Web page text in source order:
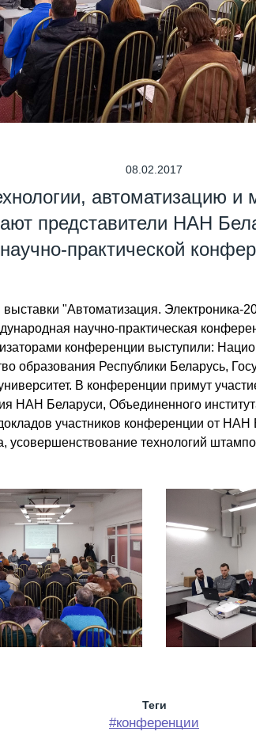
08.02.2017
автоматизацию и
представители НАН
научно-практической
"Автоматизация.
научно-практическая
конференции выступили:
образования Республики Беларусь,
В конференции примут
НАН Беларуси, Объединенного
участников конференции от
усовершенствование технологий
Теги
#конференции